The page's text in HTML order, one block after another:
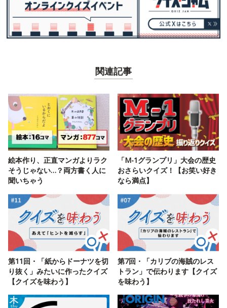
関連記事
絵本作り、正直マンガよりラク
そうじゃない…？両方書く人に
聞いちゃう
「M-1グランプリ」大会の歴史
おさらいクイズ！【お笑い好き
なら満点】
第11回・「紙からドーナツを切
り抜く」みたいに作ったクイズ
【クイズを味わう】
第7回・「カリブの海賊のレス
トラン」で伝わります【クイズ
を味わう】